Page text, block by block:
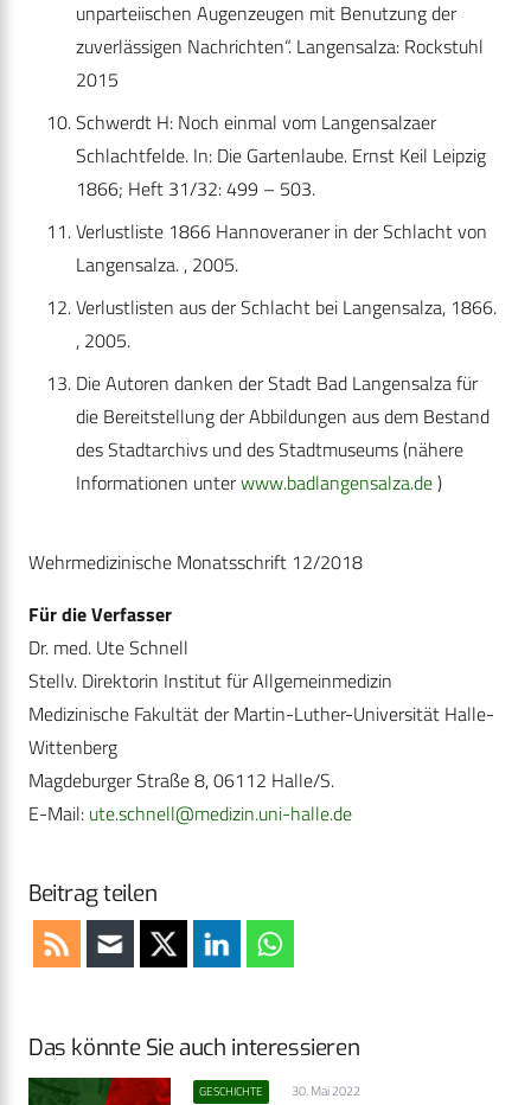
unparteiischen Augenzeugen mit Benutzung der
zuverlässigen Nachrichten“. Langensalza: Rockstuhl
2015
Schwerdt H: Noch einmal vom Langensalzaer
Schlachtfelde. In: Die Gartenlaube. Ernst Keil Leipzig
1866; Heft 31/32: 499 – 503.
Verlustliste 1866 Hannoveraner in der Schlacht von
Langensalza. , 2005.
Verlustlisten aus der Schlacht bei Langensalza, 1866.
, 2005.
Die Autoren danken der Stadt Bad Langensalza für
die Bereitstellung der Abbildungen aus dem Bestand
des Stadtarchivs und des Stadtmuseums (nähere
Informationen unterwww.badlangensalza.de)
Wehrmedizinische Monatsschrift 12/2018
Für die Verfasser
Dr. med. Ute Schnell
Stellv. Direktorin Institut für Allgemeinmedizin
Medizinische Fakultät der Martin-Luther-Universität Halle-
Wittenberg
Magdeburger Straße 8, 06112 Halle/S.
E-Mail: ute.schnell@medizin.uni-halle.de
Beitrag teilen
Das könnte Sie auch interessieren
GESCHICHTE 30. Mai 2022